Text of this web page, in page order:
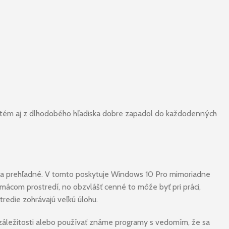
aj z dlhodobého hľadiska dobre zapadol do každodenných
prehľadné. V tomto poskytuje Windows 10 Pro mimoriadne
prostredí, no obzvlášť cenné to môže byť pri práci,
zohrávajú veľkú úlohu.
alebo používať známe programy s vedomím, že sa